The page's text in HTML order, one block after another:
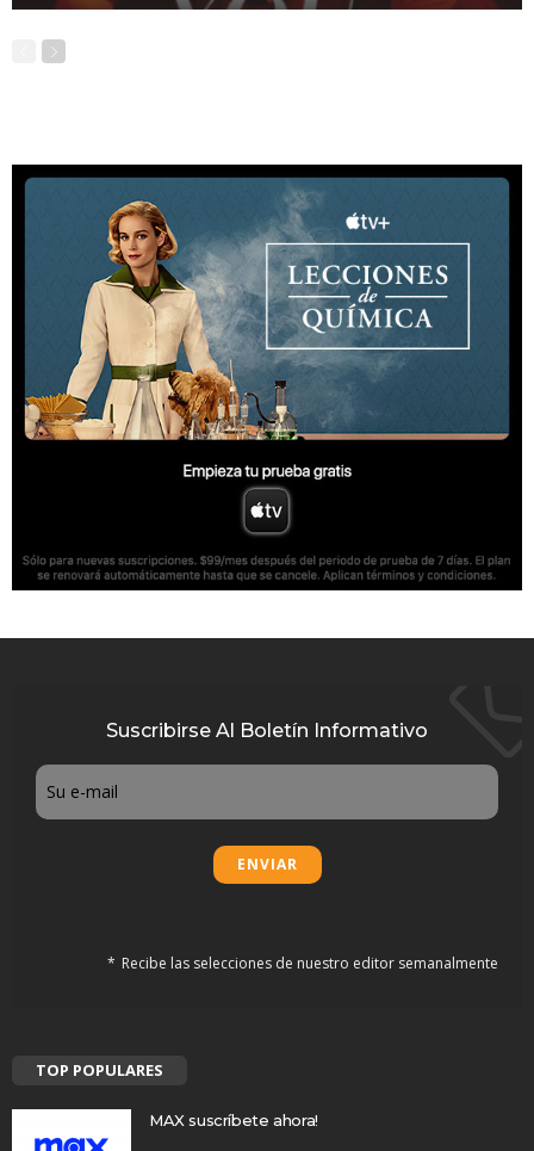
Suscribirse Al Boletín Informativo
Email
Recibe las selecciones de nuestro editor semanalmente
TOP POPULARES
MAX suscríbete ahora!